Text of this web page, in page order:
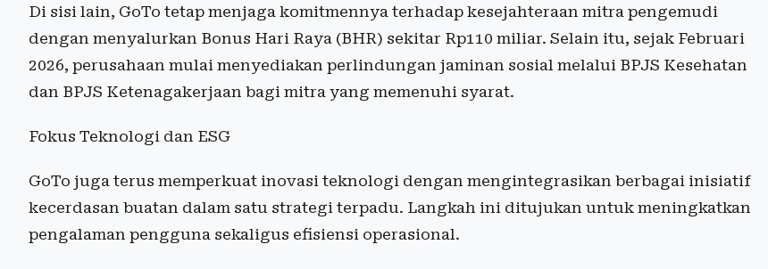
Di sisi lain, GoTo tetap menjaga komitmennya terhadap kesejahteraan mitra pengemudi
dengan menyalurkan Bonus Hari Raya (BHR) sekitar Rp110 miliar. Selain itu, sejak Februari
2026, perusahaan mulai menyediakan perlindungan jaminan sosial melalui BPJS Kesehatan
dan BPJS Ketenagakerjaan bagi mitra yang memenuhi syarat.
Fokus Teknologi dan ESG
GoTo juga terus memperkuat inovasi teknologi dengan mengintegrasikan berbagai inisiatif
kecerdasan buatan dalam satu strategi terpadu. Langkah ini ditujukan untuk meningkatkan
pengalaman pengguna sekaligus efisiensi operasional.